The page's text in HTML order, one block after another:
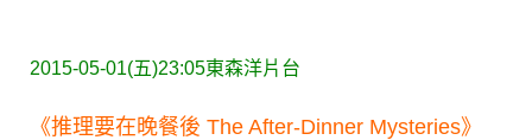
2015-05-01(五)23:05東森洋片台
《推理要在晚餐後 The After-Dinner Mysteries》